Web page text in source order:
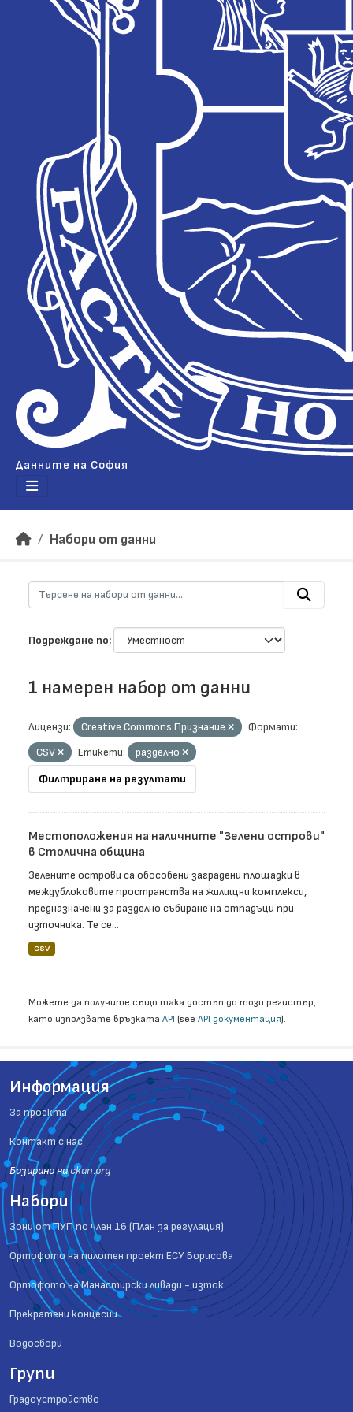
Данните на София
Набори от данни
Подреждане по
1 намерен набор от данни
Лицензи: Creative Commons Признание
Формати:
CSV
Етикети:
разделно
Филтриране на резултати
Местоположения на наличните "Зелени острови"
в Столична община
Зелените острови са обособени заградени площадки в
междублоковите пространства на жилищни комплекси,
предназначени за разделно събиране на отпадъци при
източника. Те се...
CSV
Можете да получите също така достъп до този регистър,
като използвате връзката API (see API документация).
Информация
За проекта
Контакт с нас
Базиранo наckan.org
Набори
Зони от ПУП по член 16 (План за регулация)
Ортофото на пилотен проект ЕСУ Борисова
Ортофото на Манастирски ливади - изток
Прекратени концесии
Водосбори
Групи
Градоустройство